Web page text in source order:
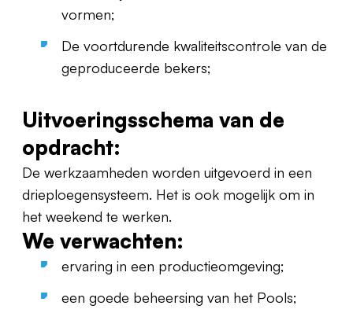
vormen;
De voortdurende kwaliteitscontrole van de
geproduceerde bekers;
Uitvoeringsschema van de
opdracht:
De werkzaamheden worden uitgevoerd in een
drieploegensysteem. Het is ook mogelijk om in
het weekend te werken.
We verwachten:
ervaring in een productieomgeving;
een goede beheersing van het Pools;